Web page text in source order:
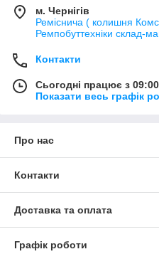
м. Чернігів
Реміснича ( колишня
Ремпобуттехніки склад-
Контакти
Сьогодні працює з
Показати весь графік
Про нас
Контакти
Доставка та оплата
Графік роботи